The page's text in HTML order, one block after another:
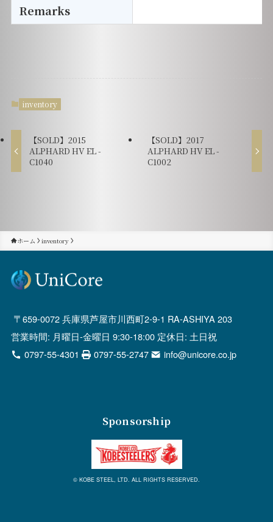
Remarks
inventory
【SOLD】2015
ALPHARD HV EL -
C1040
【SOLD】2017
ALPHARD HV EL -
C1002
ホーム inventory
659-0072 兵庫県芦屋市川西町2-9-1 RA-ASHIYA 203
営業時間: 月曜日-金曜日 9:30-18:00 定休日: 土日祝
0797-55-4301
0797-55-2747 info@unicore.co.jp
Sponsorship
© KOBE STEEL, LTD. ALL RIGHTS RESERVED.